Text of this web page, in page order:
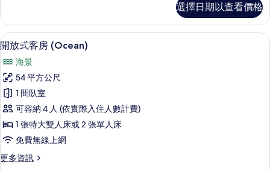
相
片
式
客
房
的
詳
情
選擇日期以查看價格
顯
示
開
放
式
客
房
(Ocean)
的
客房內保險箱、書桌、隔音、免費搖
22
開放式客房 (Ocean)
海景
54 平方公尺
1 間臥室
可容納 4 人 (依實際入住人數計費)
1 張特大雙人床或 2 張單人床
免費無線上網
更多資訊
更